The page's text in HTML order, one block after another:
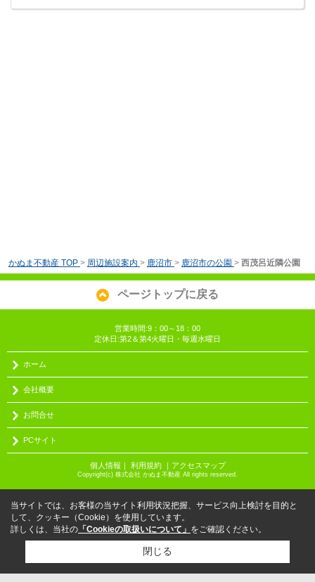
かぬま不動産 TOP > 周辺施設案内 > 鹿沼市 > 鹿沼市の公園 > 西茂呂近隣公園
ページトップに戻る
営業時間:9：00～18：00
定休日:第2＆第4火曜日・毎週水曜日
ホーム
会社概要
お問合せ
PCサイト
個人情報 ｜ 利用規約｜ アクセスマップ
Copyright(c) 株式会社 かぬま不動産 All rights reserved.
当サイトでは、お客様の当サイト利用状況把握、サービス向上検討を目的と
して、クッキー（Cookie）を使用しています。
詳しくは、当社の 「Cookieの取扱いについて」 をご確認ください。
閉じる